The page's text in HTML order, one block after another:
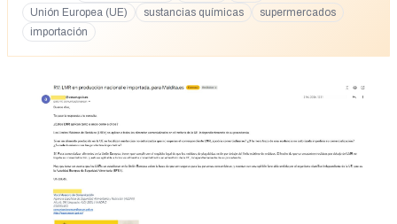
Unión Europea (UE)
sustancias químicas
supermercados
importación